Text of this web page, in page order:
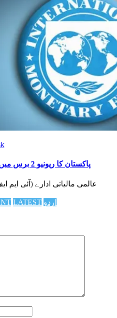
پاکستان کا ریونیو 2 برس میں دگنا ہو گیا: آئی ایم ایف
LATEST اردو